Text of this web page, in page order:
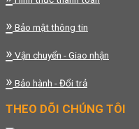
» Bảo mật thông tin
» Vận chuyển - Giao nhận
» Bảo hành - Đổi trả
THEO DÕI CHÚNG TÔI